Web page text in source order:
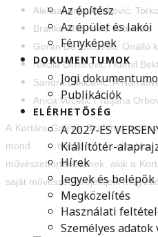
Az építész
Az épület és lakói
Fényképek
DOKUMENTUMOK
Jogi
Publikációk
ELÉRHETŐSÉG
A 2027-ES
Kiállítótér-
Hírek
Jegyek és belépők
Megközelítés
Használati
Személyes adatok
Aleksandrija Ajduković:
Branko Milisković: Artefacts
Goran Despotovski: Önálló
Nikola Dimitrović i Kemil
Sandra Lakićević: A
Anica Vučetić i Tatjana
A Kortárs Galéria Szakmai
mond minden vizuális
művészettörténésznek, akik a
saját művészeti projektjeik